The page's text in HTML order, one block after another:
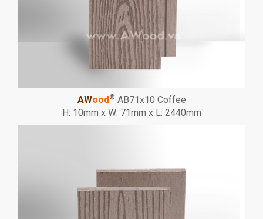
AWood® AB71x10 Coffee
H: 10mm x W: 71mm x L: 2440mm